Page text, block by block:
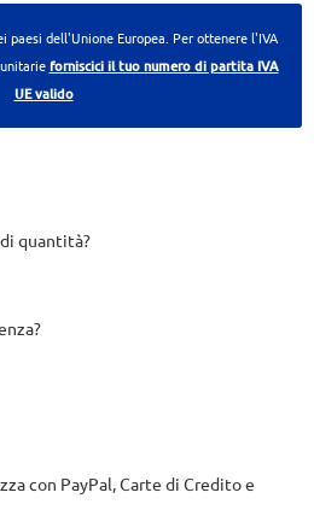
paesi dell'Unione Europea. Per ottenere l'IVA
forniscici il tuo numero di partita IVA
UE valido
quantità?
con PayPal, Carte di Credito e